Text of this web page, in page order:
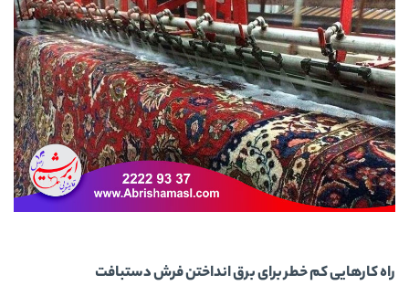
راه کارهایی کم خطر برای برق انداختن فرش دستبافت